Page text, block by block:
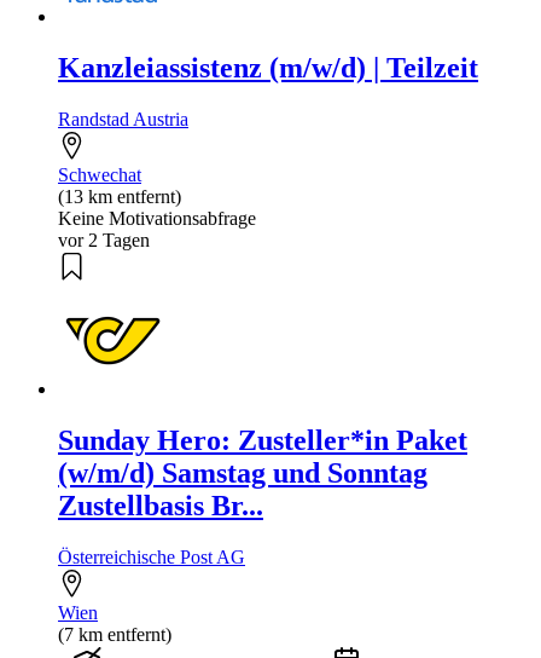
Kanzleiassistenz (m/w/d) | Teilzeit
Randstad Austria
Schwechat
(13 km entfernt)
Keine Motivationsabfrage
vor 2 Tagen
Sunday Hero: Zusteller*in Paket
(w/m/d) Samstag und Sonntag
Zustellbasis Br...
Österreichische Post AG
Wien
(7 km entfernt)